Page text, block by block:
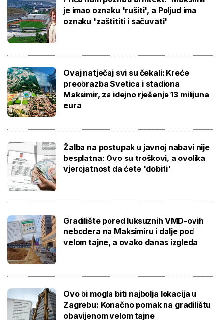
je imao oznaku 'rušiti', a Poljud ima
oznaku 'zaštititi i sačuvati'
Ovaj natječaj svi su čekali: Kreće
preobrazba Svetica i stadiona
Maksimir, za idejno rješenje 13 milijuna
eura
Žalba na postupak u javnoj nabavi nije
besplatna: Ovo su troškovi, a ovolika
vjerojatnost da ćete 'dobiti'
Gradilište pored luksuznih VMD-ovih
nebodera na Maksimiru i dalje pod
velom tajne, a ovako danas izgleda
Ovo bi mogla biti najbolja lokacija u
Zagrebu: Konačno pomak na gradilištu
obavijenom velom tajne